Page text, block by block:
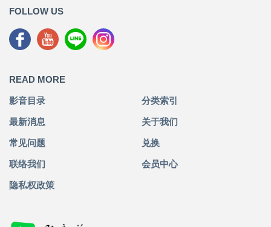
FOLLOW US
READ MORE
影音目录 分类索引
最新消息 关于我们
常见问题 兑换
联络我们 会员中心
隐私权政策